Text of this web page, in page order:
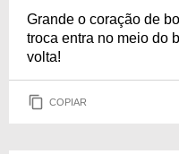
Grande o coração de
troca entra no meio do
volta!
COPIAR